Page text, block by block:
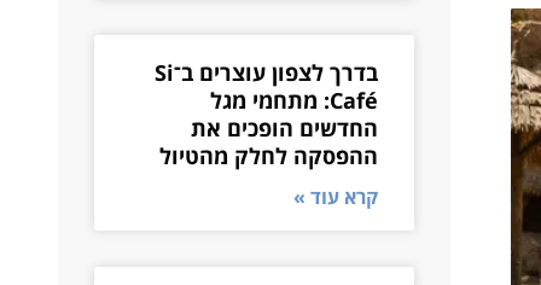
בדרך לצפון עוצרים ב־Si
Café: מתחמי מגל
החדשים הופכים את
ההפסקה לחלק מהטיול
קרא עוד »